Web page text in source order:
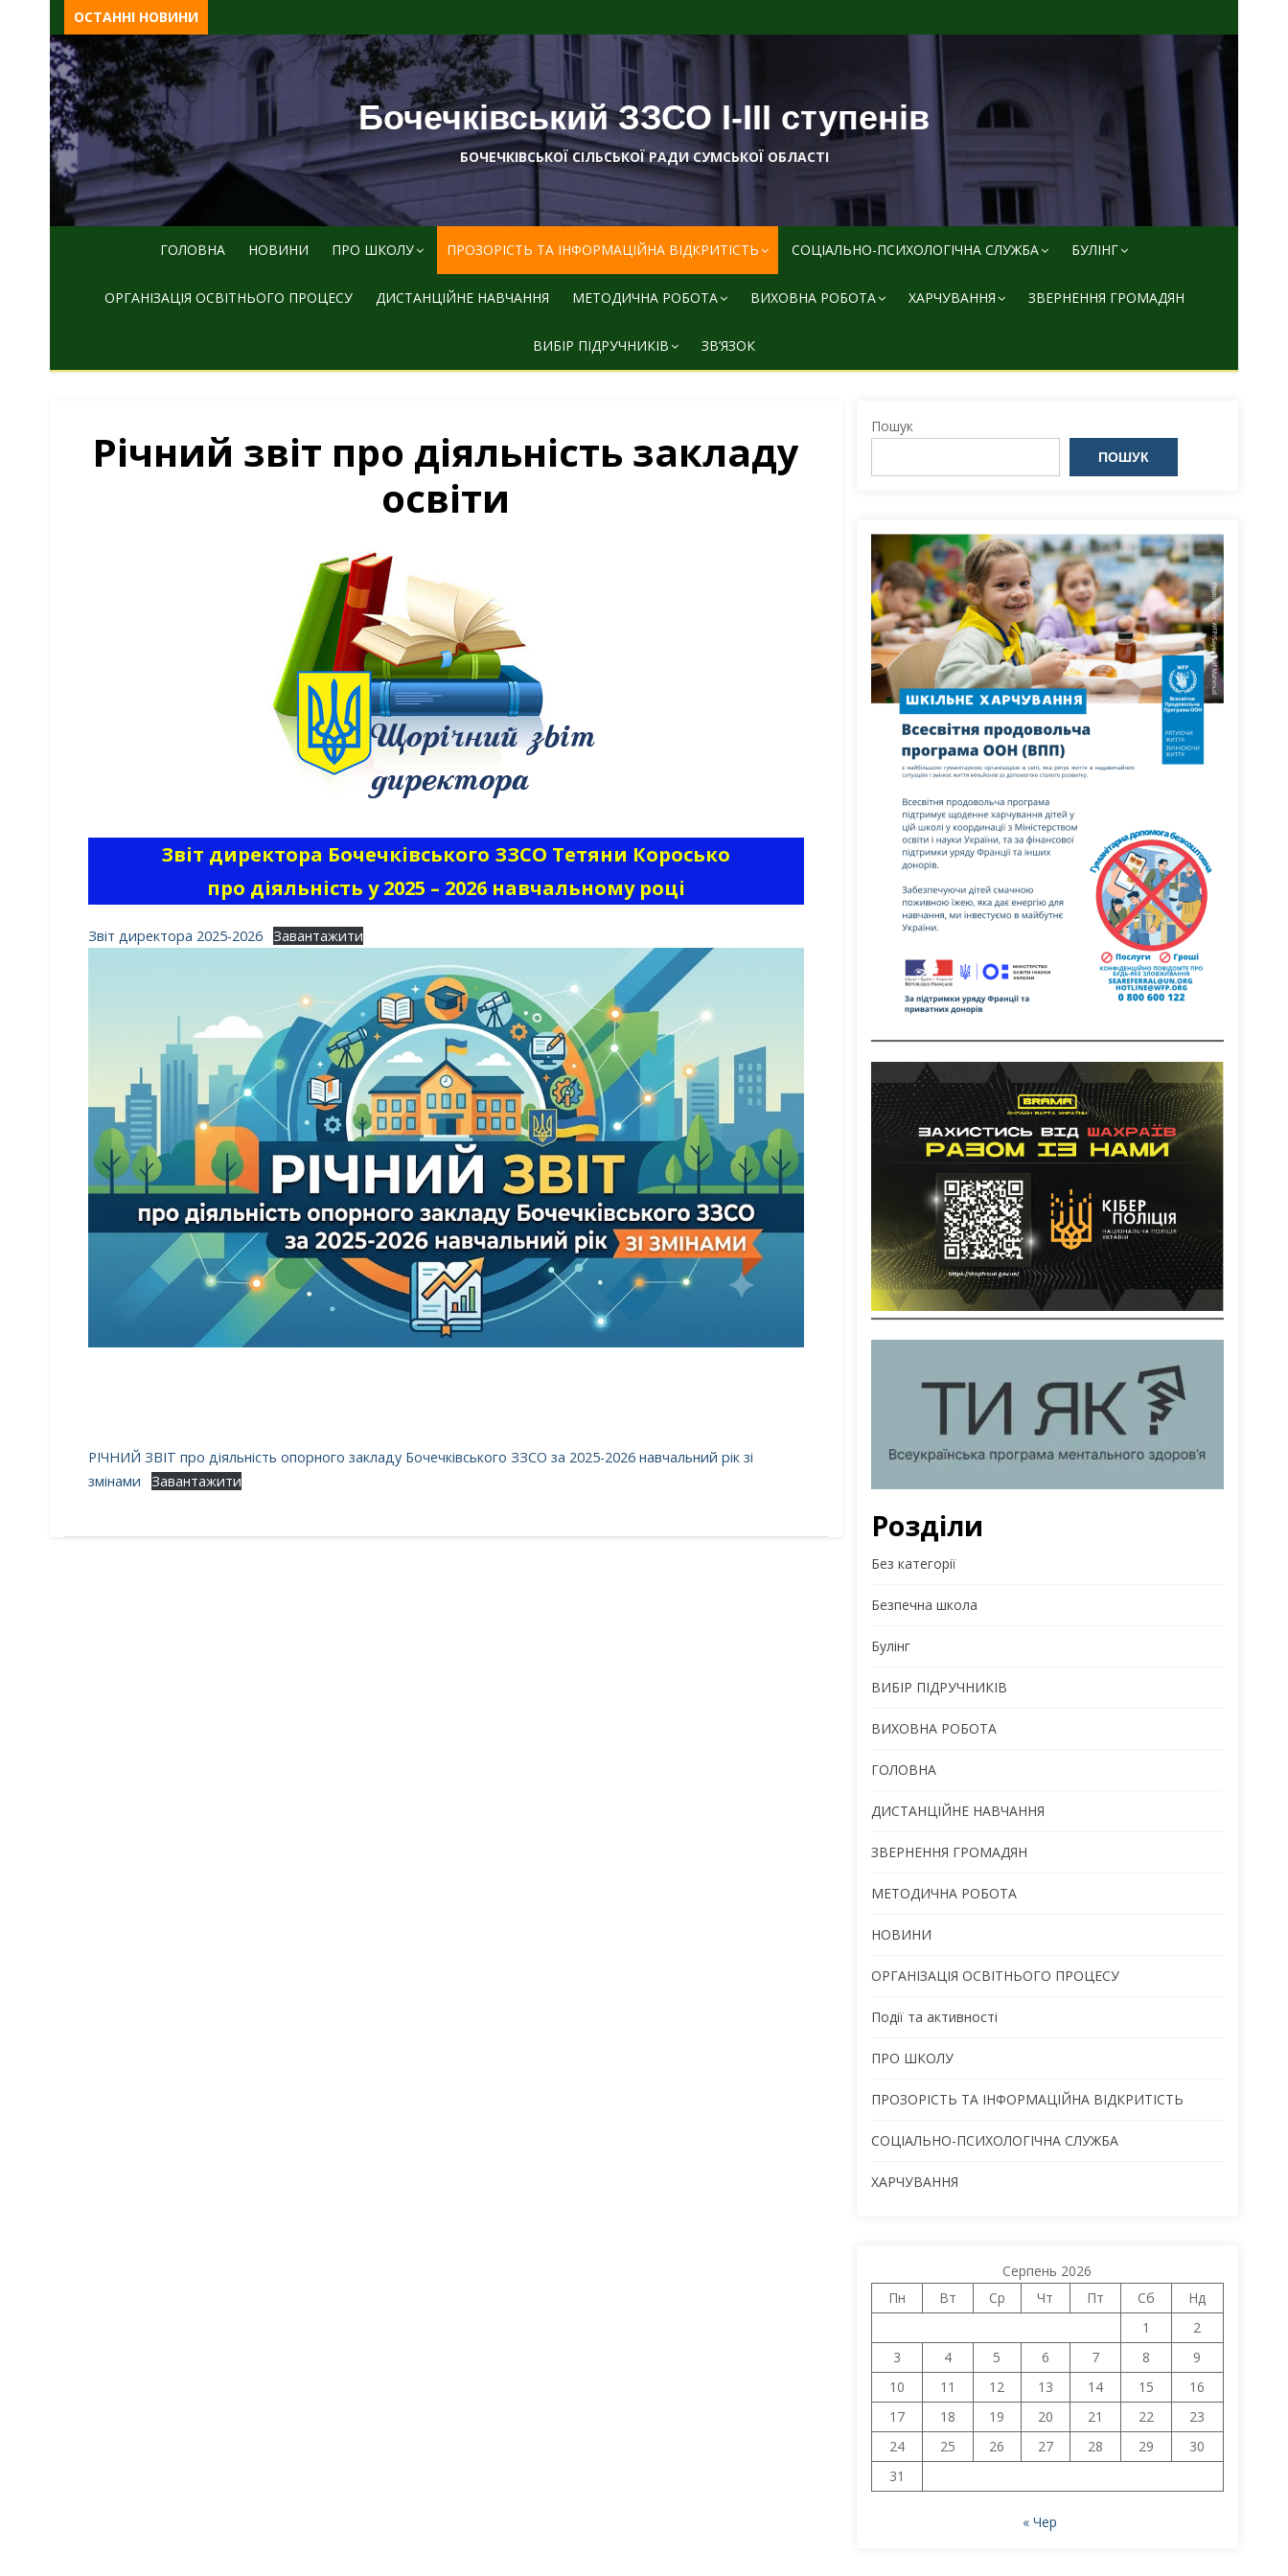
Skip
to
content
ОСТАННІ НОВИНИ
Бочечківський ЗЗСО І-ІІІ ступенів
БОЧЕЧКІВСЬКОЇ СІЛЬСЬКОЇ РАДИ СУМСЬКОЇ ОБЛАСТІ
ГОЛОВНА НОВИНИ ПРО ШКОЛУ ПРОЗОРІСТЬ ТА ІНФОРМАЦІЙНА ВІДКРИТІСТЬ СОЦІАЛЬНО-ПСИХОЛОГІЧНА СЛУЖБА БУЛІНГ
ОРГАНІЗАЦІЯ ОСВІТНЬОГО ПРОЦЕСУ ДИСТАНЦІЙНЕ НАВЧАННЯ МЕТОДИЧНА РОБОТА ВИХОВНА РОБОТА ХАРЧУВАННЯ ЗВЕРНЕННЯ ГРОМАДЯН
ВИБІР ПІДРУЧНИКІВ ЗВ’ЯЗОК
Річний звіт про діяльність закладу
освіти
Звіт директора Бочечківського ЗЗСО Тетяни Коросько
про діяльність у 2025 – 2026 навчальному році
Звіт директора 2025-2026 Завантажити
РІЧНИЙ ЗВІТ про діяльність опорного закладу Бочечківського ЗЗСО за 2025-2026 навчальний рік зі
змінами
Завантажити
Пошук
ПОШУК
Розділи
Без категорії
Безпечна школа
Булінг
ВИБІР ПІДРУЧНИКІВ
ВИХОВНА РОБОТА
ГОЛОВНА
ДИСТАНЦІЙНЕ НАВЧАННЯ
ЗВЕРНЕННЯ ГРОМАДЯН
МЕТОДИЧНА РОБОТА
НОВИНИ
ОРГАНІЗАЦІЯ ОСВІТНЬОГО ПРОЦЕСУ
Події та активності
ПРО ШКОЛУ
ПРОЗОРІСТЬ ТА ІНФОРМАЦІЙНА ВІДКРИТІСТЬ
СОЦІАЛЬНО-ПСИХОЛОГІЧНА СЛУЖБА
ХАРЧУВАННЯ
Серпень 2026
Пн
Вт Ср Чт Пт Сб
Нд
1
2
3
4 5 6 7 8
9
10
11 12 13 14 15
16
17
18 19 20 21 22
23
24
25 26 27 28 29
30
31
« Чер